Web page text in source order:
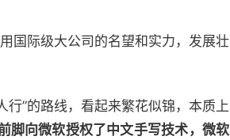
国际级大公司的名望和实力，发展壮
”的路线，看起来繁花似锦，本质上
脚向微软授权了中文手写技术，微软